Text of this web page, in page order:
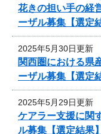
花きの担い手の経
ーザル募集【選定
2025年5月30日更新
関西圏における県
ーザル募集【選定
2025年5月29日更新
ケアラー支援に関
ル募集【選定結果】